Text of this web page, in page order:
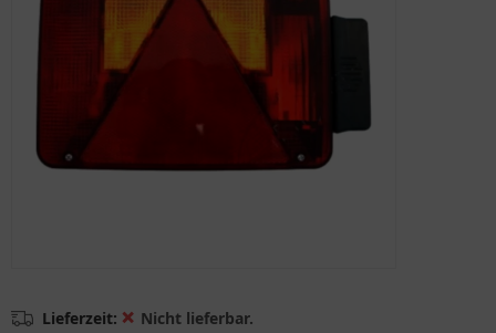
Lieferzeit: ❌ Nicht lieferbar.